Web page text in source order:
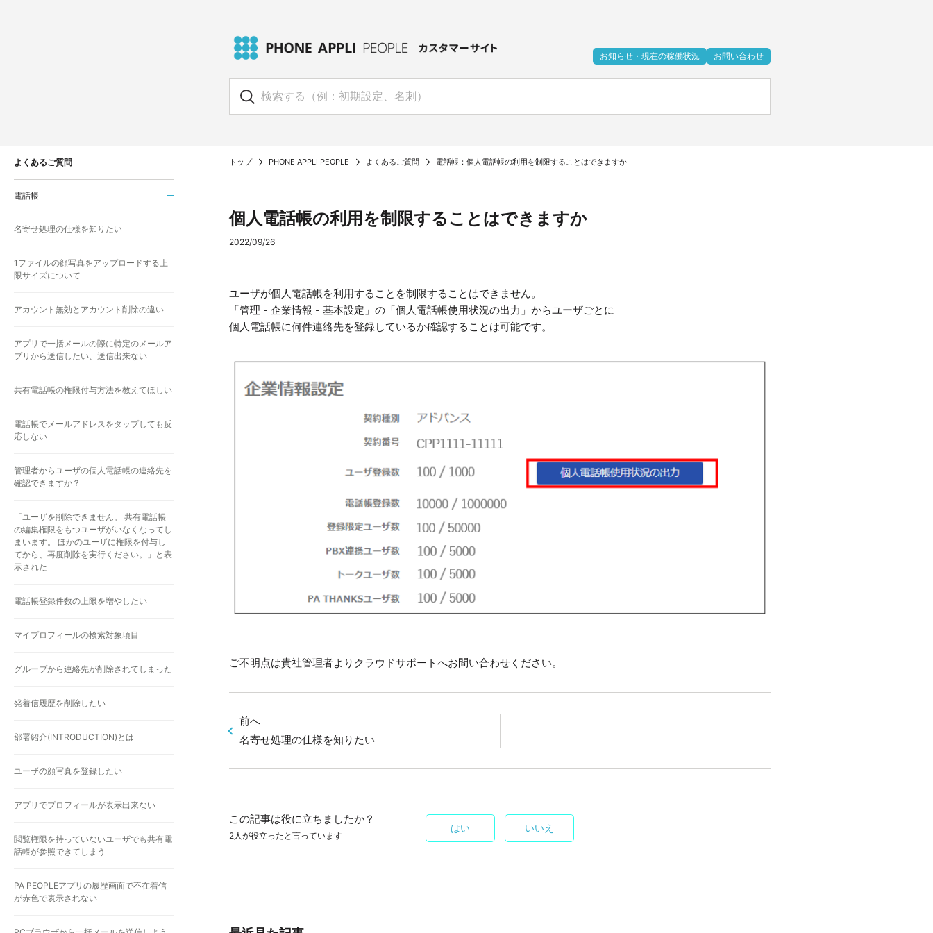
お知らせ・現在の稼働状況 お問い合わせ
トップ PHONE APPLI PEOPLE よくあるご質問 電話帳：個人電話帳の利用を制限することはできますか
個人電話帳の利用を制限することはできますか
2022/09/26
ユーザが個人電話帳を利用することを制限することはできません。
「管理 - 企業情報 - 基本設定」の「個人電話帳使用状況の出力」からユーザごとに
個人電話帳に何件連絡先を登録しているか確認することは可能です。
ご不明点は貴社管理者よりクラウドサポートへお問い合わせください。
前へ
名寄せ処理の仕様を知りたい
この記事は役に立ちましたか？
2人が役立ったと言っています
はい いいえ
よくあるご質問
電話帳
名寄せ処理の仕様を知りたい
1ファイルの顔写真をアップロードする上
限サイズについて
アカウント無効とアカウント削除の違い
アプリで一括メールの際に特定のメールア
プリから送信したい、送信出来ない
共有電話帳の権限付与方法を教えてほしい
電話帳でメールアドレスをタップしても反
応しない
管理者からユーザの個人電話帳の連絡先を
確認できますか？
「ユーザを削除できません。 共有電話帳
の編集権限をもつユーザがいなくなってし
まいます。 ほかのユーザに権限を付与し
てから、再度削除を実行ください。」と表
示された
電話帳登録件数の上限を増やしたい
マイプロフィールの検索対象項目
グループから連絡先が削除されてしまった
発着信履歴を削除したい
部署紹介(INTRODUCTION)とは
ユーザの顔写真を登録したい
アプリでプロフィールが表示出来ない
閲覧権限を持っていないユーザでも共有電
話帳が参照できてしまう
PA PEOPLEアプリの履歴画面で不在着信
が赤色で表示されない